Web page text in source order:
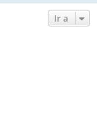
Ir a